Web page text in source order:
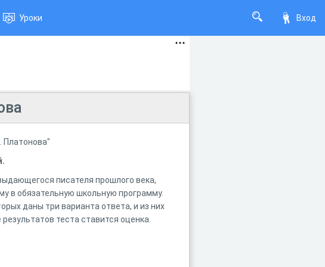
Вход
Уроки
Платонова"
писателя прошлого века,
в обязательную школьную программу.
даны три варианта ответа, и из них
теста ставится оценка.